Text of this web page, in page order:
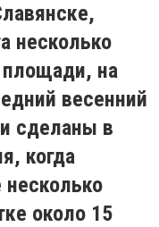
несколько
площади, на
весенний
сделаны в
когда
несколько
около 15